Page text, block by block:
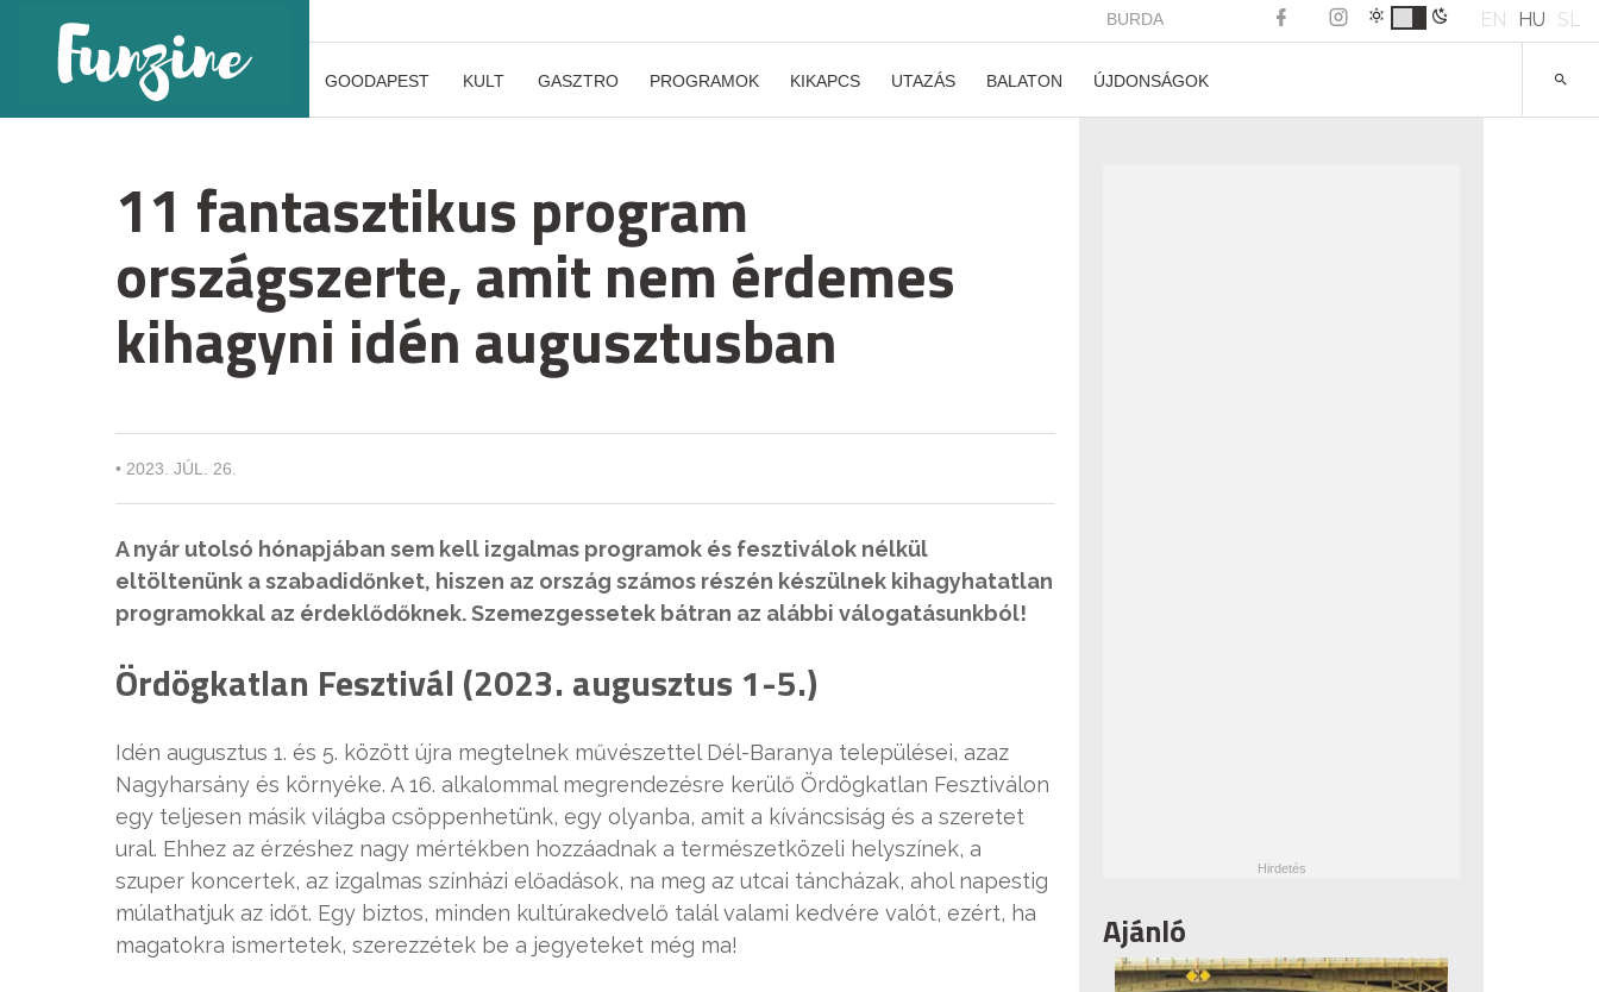
BURDA EN HU SL
GOODAPEST KULT GASZTRO PROGRAMOK KIKAPCS UTAZÁS BALATON ÚJDONSÁGOK
11 fantasztikus program
országszerte, amit nem érdemes
kihagyni idén augusztusban
• 2023. JÚL. 26.
A nyár utolsó hónapjában sem kell izgalmas programok és fesztiválok nélkül
eltöltenünk a szabadidőnket, hiszen az ország számos részén készülnek kihagyhatatlan
programokkal az érdeklődőknek. Szemezgessetek bátran az alábbi válogatásunkból!
Ördögkatlan Fesztivál (2023. augusztus 1-5.)
Idén augusztus 1. és 5. között újra megtelnek művészettel Dél-Baranya települései, azaz
Nagyharsány és környéke. A 16. alkalommal megrendezésre kerülő Ördögkatlan Fesztiválon
egy teljesen másik világba csöppenhetünk, egy olyanba, amit a kíváncsiság és a szeretet
ural. Ehhez az érzéshez nagy mértékben hozzáadnak a természetközeli helyszínek, a
szuper koncertek, az izgalmas színházi előadások, na meg az utcai táncházak, ahol napestig
múlathatjuk az időt. Egy biztos, minden kultúrakedvelő talál valami kedvére valót, ezért, ha
magatokra ismertetek, szerezzétek be a jegyeteket még ma!
Ajánló